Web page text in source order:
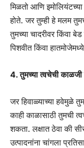
मिळतो आणि
होते. जर तुम्ही हे मलम
तुमच्या चादरीवर किंवा
पिशवीत किंवा
4. तुमच्या त्वचेची काळजी
जर हिवाळ्याच्या हवेमुळे
काही काळासाठी तुमची
शकता. लक्षात ठेवा की
उत्पादनांना चांगला